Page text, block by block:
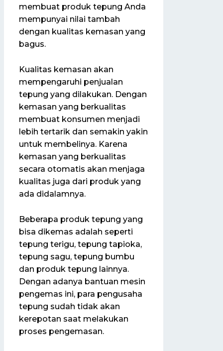
membuat produk tepung Anda
mempunyai nilai tambah
dengan kualitas kemasan yang
bagus.
Kualitas kemasan akan
mempengaruhi penjualan
tepung yang dilakukan. Dengan
kemasan yang berkualitas
membuat konsumen menjadi
lebih tertarik dan semakin yakin
untuk membelinya. Karena
kemasan yang berkualitas
secara otomatis akan menjaga
kualitas juga dari produk yang
ada didalamnya.
Beberapa produk tepung yang
bisa dikemas adalah seperti
tepung terigu, tepung tapioka,
tepung sagu, tepung bumbu
dan produk tepung lainnya.
Dengan adanya bantuan mesin
pengemas ini, para pengusaha
tepung sudah tidak akan
kerepotan saat melakukan
proses pengemasan.